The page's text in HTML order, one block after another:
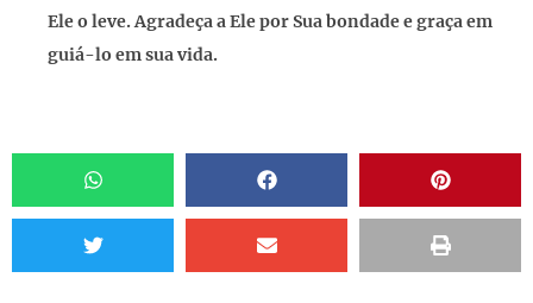
Ele o leve. Agradeça a Ele por Sua bondade e graça em
guiá-lo em sua vida.